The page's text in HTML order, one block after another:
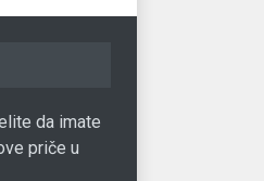
da imate
priče u